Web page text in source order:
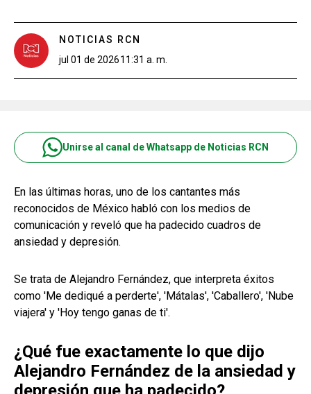
NOTICIAS RCN
jul 01 de 202611:31 a. m.
Unirse al canal de Whatsapp de Noticias RCN
En las últimas horas, uno de los cantantes más
reconocidos de México habló con los medios de
comunicación y reveló que ha padecido cuadros de
ansiedad y depresión.
Se trata de Alejandro Fernández, que interpreta éxitos
como 'Me dediqué a perderte', 'Mátalas', 'Caballero', 'Nube
viajera' y 'Hoy tengo ganas de ti'.
¿Qué fue exactamente lo que dijo
Alejandro Fernández de la ansiedad y